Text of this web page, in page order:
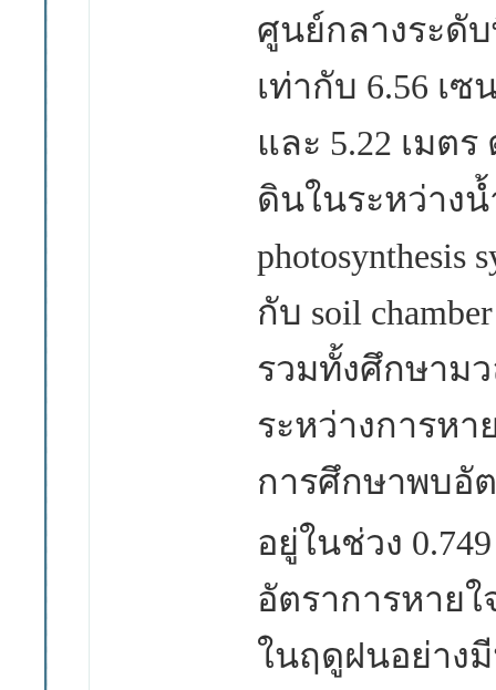
ศูนย์กลางระดั
เท่ากับ 6.56 เซ
และ 5.22 เมตร
ดินในระหว่างน้
photosynthesis
กับ soil
รวมทั้งศึกษาม
ระหว่างการห
การศึกษาพบอั
อยู่ในช่วง
อัตราการหาย
ในฤดูฝนอย่าง